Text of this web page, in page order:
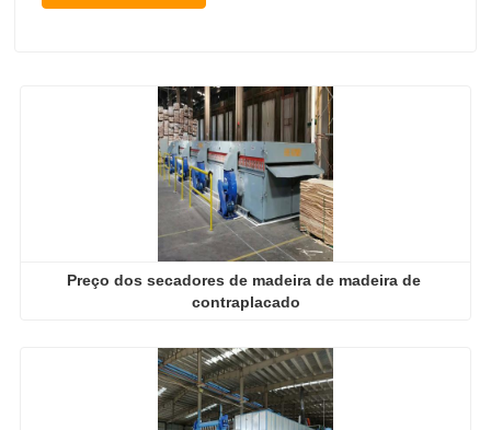
Preço dos secadores de madeira de madeira de
contraplacado